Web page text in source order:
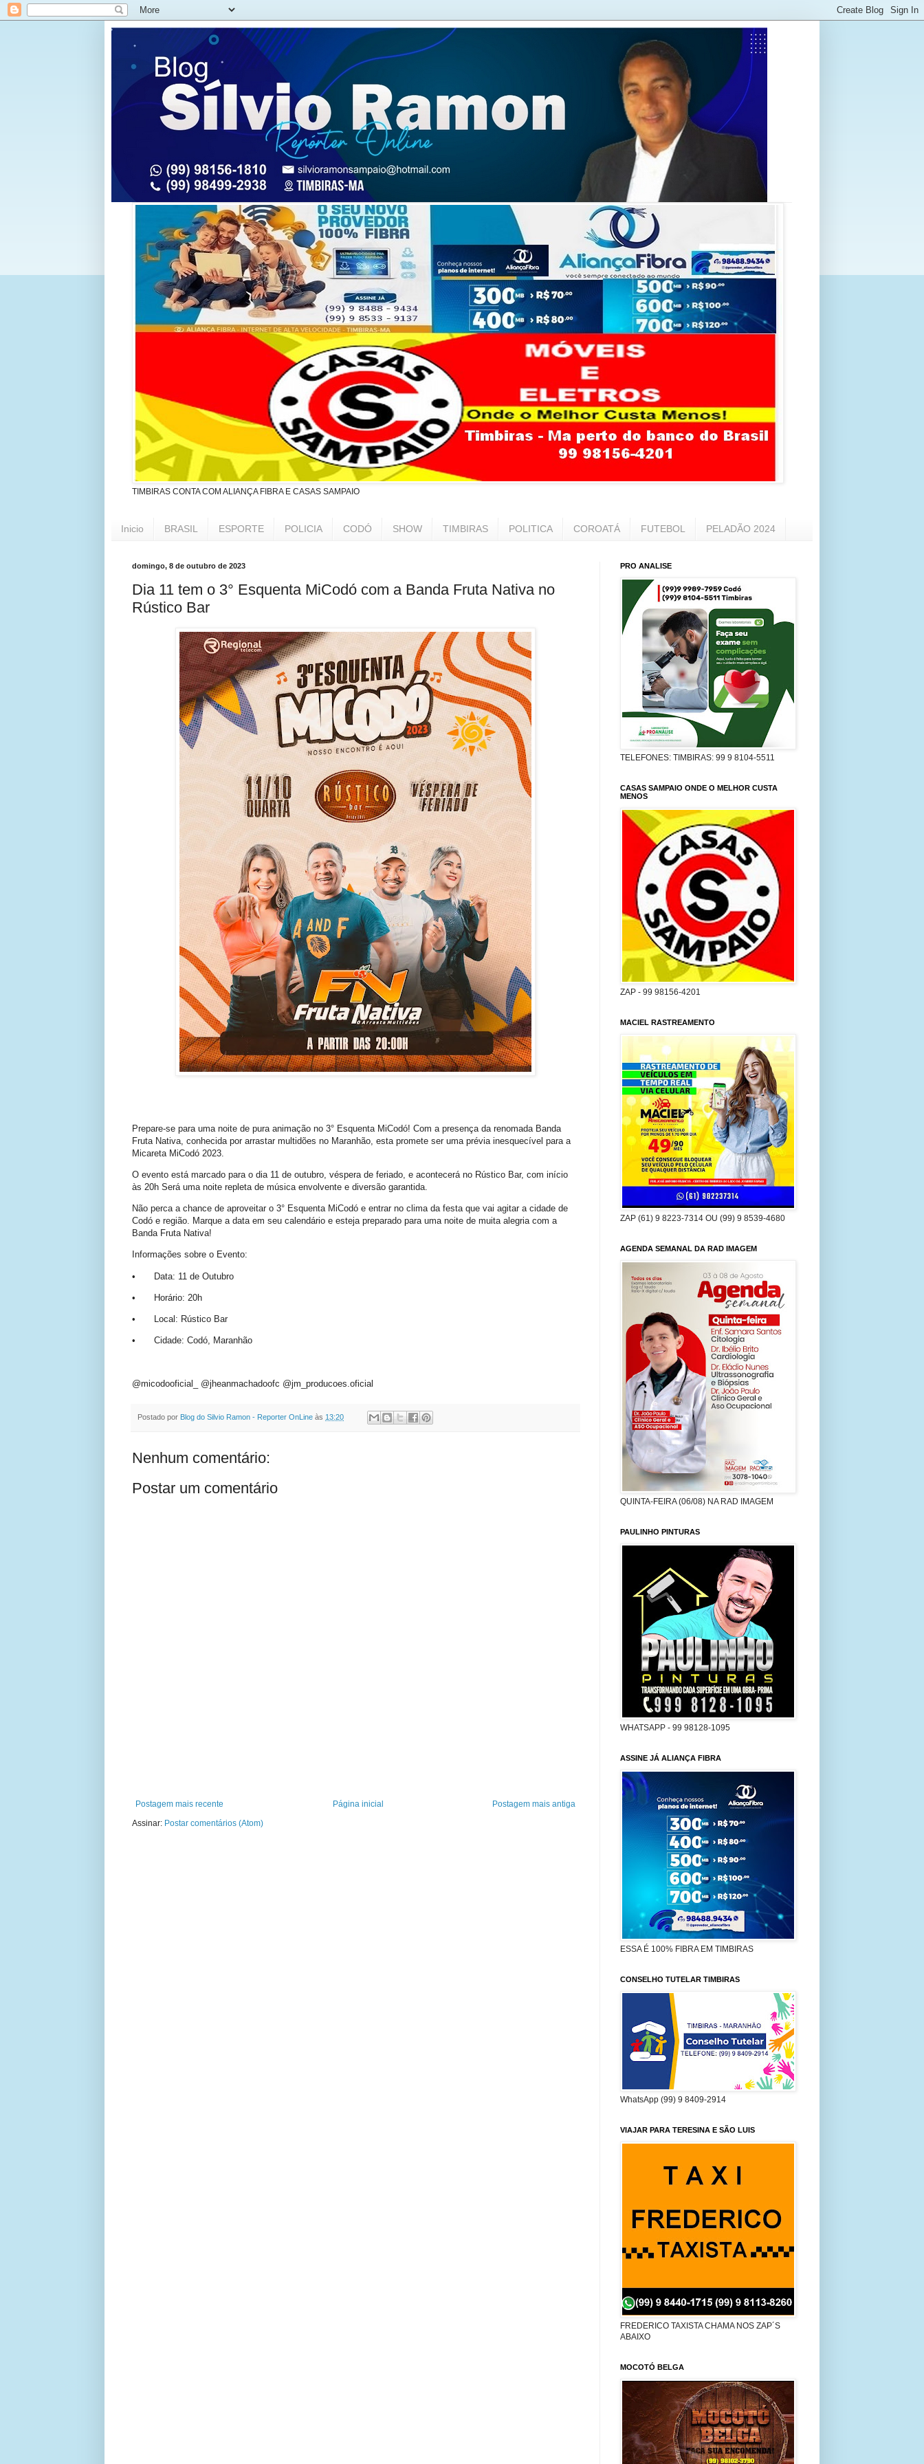
TIMBIRAS CONTA COM ALIANÇA FIBRA E CASAS SAMPAIO
Inicio BRASIL ESPORTE POLICIA CODÓ SHOW TIMBIRAS POLITICA COROATÁ FUTEBOL PELADÃO 2024
domingo, 8 de outubro de 2023
Dia 11 tem o 3° Esquenta MiCodó com a Banda Fruta Nativa no
Rústico Bar
Prepare-se para uma noite de pura animação no 3° Esquenta MiCodó! Com a presença da renomada Banda
Fruta Nativa, conhecida por arrastar multidões no Maranhão, esta promete ser uma prévia inesquecível para a
Micareta MiCodó 2023.
O evento está marcado para o dia 11 de outubro, véspera de feriado, e acontecerá no Rústico Bar, com início
às 20h Será uma noite repleta de música envolvente e diversão garantida.
Não perca a chance de aproveitar o 3° Esquenta MiCodó e entrar no clima da festa que vai agitar a cidade de
Codó e região. Marque a data em seu calendário e esteja preparado para uma noite de muita alegria com a
Banda Fruta Nativa!
Informações sobre o Evento:
• Data: 11 de Outubro
• Horário: 20h
• Local: Rústico Bar
• Cidade: Codó, Maranhão
@micodooficial_ @jheanmachadoofc @jm_producoes.oficial
Postado por Blog do Silvio Ramon - Reporter OnLine às 13:20
Nenhum comentário:
Postar um comentário
Postagem mais recente Postagem mais antiga
Página inicial
Assinar: Postar comentários (Atom)
PRO ANALISE
TELEFONES: TIMBIRAS: 99 9 8104-5511
CASAS SAMPAIO ONDE O MELHOR CUSTA
MENOS
ZAP - 99 98156-4201
MACIEL RASTREAMENTO
ZAP (61) 9 8223-7314 OU (99) 9 8539-4680
AGENDA SEMANAL DA RAD IMAGEM
QUINTA-FEIRA (06/08) NA RAD IMAGEM
PAULINHO PINTURAS
WHATSAPP - 99 98128-1095
ASSINE JÁ ALIANÇA FIBRA
ESSA É 100% FIBRA EM TIMBIRAS
CONSELHO TUTELAR TIMBIRAS
WhatsApp (99) 9 8409-2914
VIAJAR PARA TERESINA E SÃO LUIS
FREDERICO TAXISTA CHAMA NOS ZAP´S
ABAIXO
MOCOTÓ BELGA